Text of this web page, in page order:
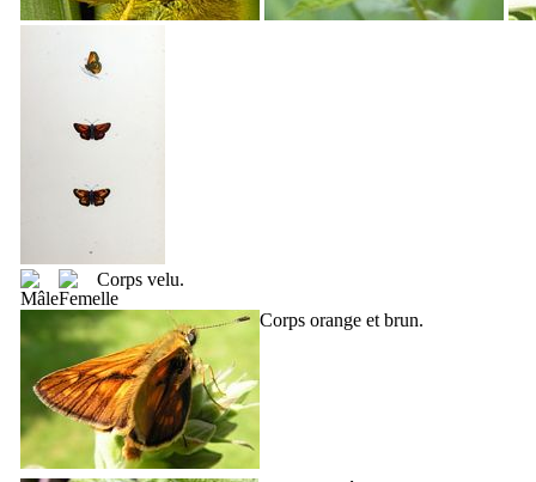
Corps velu.
Corps orange et brun.